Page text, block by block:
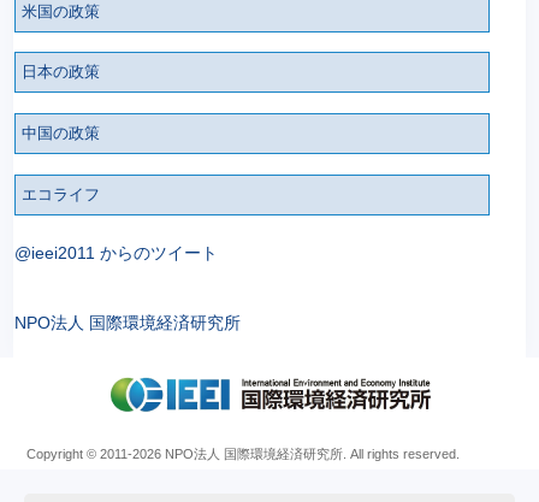
米国の政策
日本の政策
中国の政策
エコライフ
@ieei2011 からのツイート
NPO法人 国際環境経済研究所
Copyright © 2011-2026 NPO法人 国際環境経済研究所. All rights reserved.